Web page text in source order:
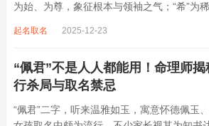
为始、为尊，象征根本与领袖之气；“希”为
象。然姓名非止文雅，实为命理气场之枢纽
起名取名 2025-12-23
“佩君”不是人人都能用！命理师
行杀局与取名禁忌
“佩君”二字，听来温雅如玉，寓意怀德佩玉